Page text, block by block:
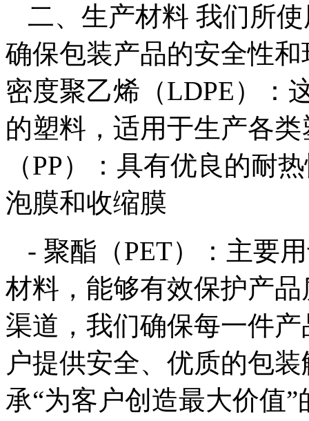
二、生产材料 我们所
确保包装产品的安全性
密度聚乙烯（LDPE）：
的塑料，适用于生产各
（PP）：具有优良的耐
泡膜和收缩膜
- 聚酯（PET）：主要
材料，能够有效保护产
渠道，我们确保每一件
户提供安全、优质的包
承“为客户创造最大价值